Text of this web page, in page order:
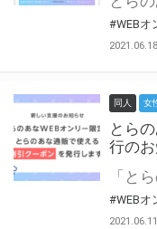
#WEBオ
2021.06.18
同人 女
とら
行の
#WEBオ
2021.06.11